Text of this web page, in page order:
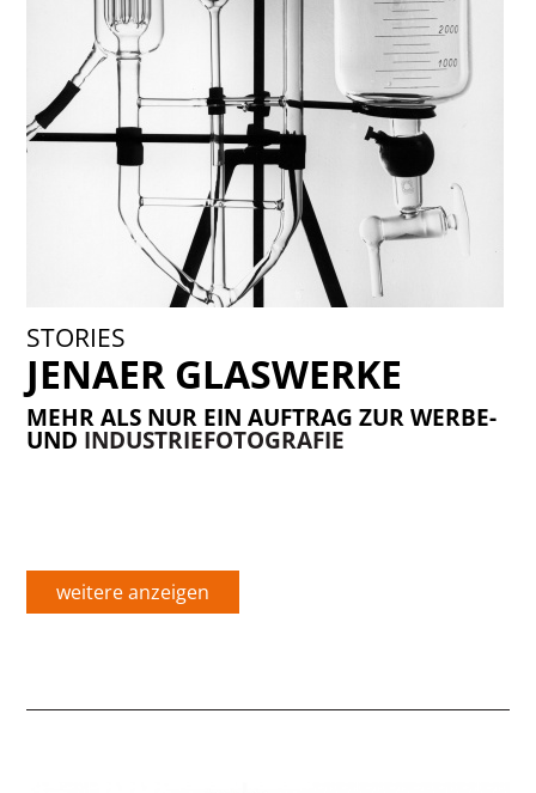
STORIES
JENAER GLASWERKE
MEHR ALS NUR EIN AUFTRAG ZUR WERBE-
UND INDUSTRIEFOTOGRAFIE
weitere anzeigen